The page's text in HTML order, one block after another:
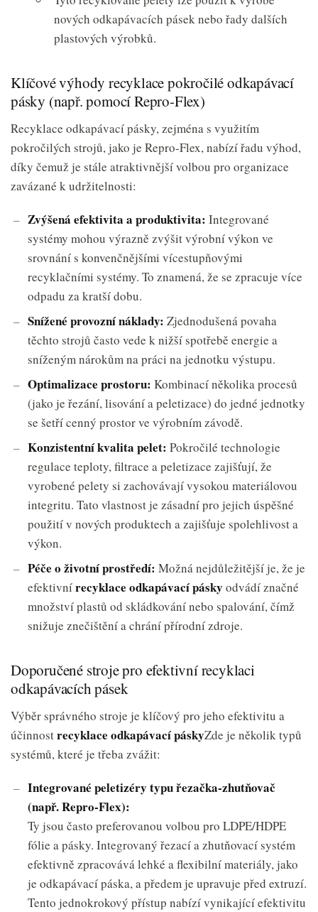
nových odkapávacích pásek nebo řady dalších
plastových výrobků.
Klíčové výhody recyklace pokročilé odkapávací
pásky (např. pomocí Repro-Flex)
Recyklace odkapávací pásky, zejména s využitím
pokročilých strojů, jako je Repro-Flex, nabízí řadu výhod,
díky čemuž je stále atraktivnější volbou pro organizace
zavázané k udržitelnosti:
Zvýšená efektivita a produktivita: Integrované
systémy mohou výrazně zvýšit výrobní výkon ve
srovnání s konvenčnějšími vícestupňovými
recyklačními systémy. To znamená, že se zpracuje více
odpadu za kratší dobu.
Snížené provozní náklady: Zjednodušená povaha
těchto strojů často vede k nižší spotřebě energie a
sníženým nárokům na práci na jednotku výstupu.
Optimalizace prostoru: Kombinací několika procesů
(jako je řezání, lisování a peletizace) do jedné jednotky
se šetří cenný prostor ve výrobním závodě.
Konzistentní kvalita pelet: Pokročilé technologie
regulace teploty, filtrace a peletizace zajišťují, že
vyrobené pelety si zachovávají vysokou materiálovou
integritu. Tato vlastnost je zásadní pro jejich úspěšné
použití v nových produktech a zajišťuje spolehlivost a
výkon.
Péče o životní prostředí: Možná nejdůležitější je, že je
efektivnírecyklace odkapávací pásky odvádí značné
množství plastů od skládkování nebo spalování, čímž
snižuje znečištění a chrání přírodní zdroje.
Doporučené stroje pro efektivní recyklaci
odkapávacích pásek
Výběr správného stroje je klíčový pro jeho efektivitu a
účinnostrecyklace odkapávací páskyZde je několik typů
systémů, které je třeba zvážit:
Integrované peletizéry typu řezačka-zhutňovač
(např. Repro-Flex):
Ty jsou často preferovanou volbou pro LDPE/HDPE
fólie a pásky. Integrovaný řezací a zhutňovací systém
efektivně zpracovává lehké a flexibilní materiály, jako
je odkapávací páska, a předem je upravuje před extruzí.
Tento jednokrokový přístup nabízí vynikající efektivitu